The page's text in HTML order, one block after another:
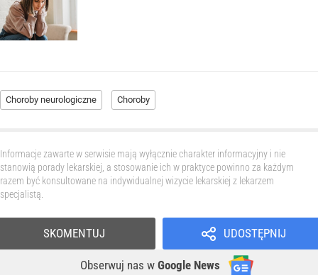
Choroby neurologiczne Choroby
Informacje zawarte w serwisie mają wyłącznie charakter informacyjny i nie
stanowią porady lekarskiej, a stosowanie ich w praktyce powinno za każdym
razem być konsultowane na indywidualnej wizycie lekarskiej z lekarzem
specjalistą.
UDOSTĘPNIJ
Obserwuj nas w Google News
SKOMENTUJ